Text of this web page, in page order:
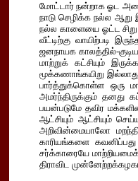
மோட்டார் நன்றாக ஓட
நாடு செழிக்க நல்ல ஆறு
நல்ல காளையை ஓட்ட சிறு
வீட்டிற்கு வாயிற்படி
ஜனநாயக காலத்தில்-
மாற்றுக் கட்சியும்
மூக்கணாங்கயிறு
பார்த்துக்கொள்ள ஒரு
அமர்ந்திருக்கும் தனது
பயன்படுமே தவிர
ஆட்சியும் ஆட்சியும்
அறிவின்மையாலோ
காரியங்களை
சர்க்காரையே
திராவிட